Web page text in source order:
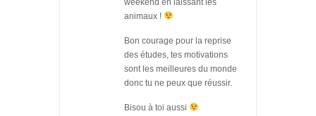
animaux !
Bon courage pour la reprise
des études, tes motivations
sont les meilleures du monde
donc tu ne peux que réussir.
Bisou à toi aussi